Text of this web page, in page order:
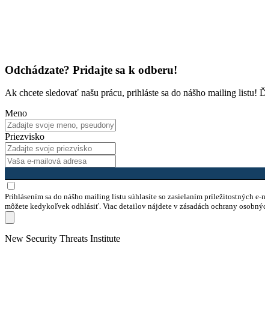
Odchádzate? Pridajte sa k odberu!
Ak chcete sledovať našu prácu, prihláste sa do nášho mailing listu!
Meno
Priezvisko
Prihlásením sa do nášho mailing listu súhlasíte so zasielaním príležitostných
môžete kedykoľvek odhlásiť. Viac detailov nájdete v zásadách ochrany
to
New Security Threats Institute